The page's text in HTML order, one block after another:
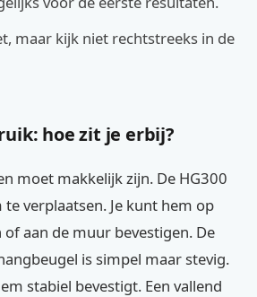
maar kijk niet rechtstreeks in de
hoe zit je erbij?
moet makkelijk zijn. De HG300
verplaatsen. Je kunt hem op
aan de muur bevestigen. De
is simpel maar stevig.
stabiel bevestigt. Een vallend